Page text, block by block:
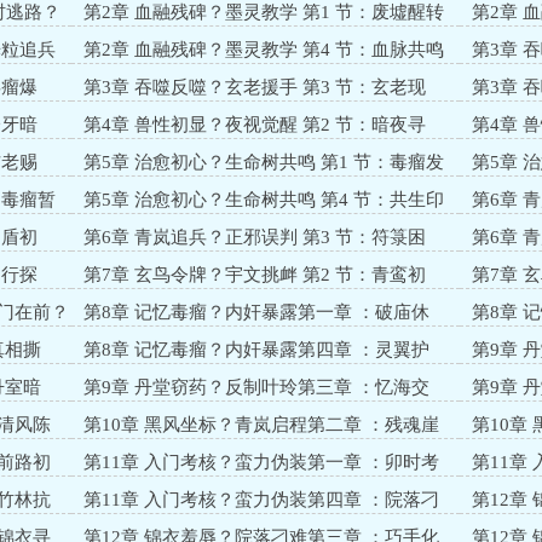
学？幽雾破局 信物启路
路？
第2章 血融残碑？墨灵教学 第1 节：废墟醒转
（黑毛球踢脸教学）
第2章
（苏瑶治
追兵 第2章 血融残碑？墨灵教学 第4 节：血脉共鸣
第3章
迹？恶狼
爆
第3章 吞噬反噬？玄老援手 第3 节：玄老现
身？药膏解危
第3章
整？青岚
暗
第4章 兽性初显？夜视觉醒 第2 节：暗夜寻
柴？黑炎驱蛇
第4章
忧？灵体
赐
第5章 治愈初心？生命树共鸣 第1 节：毒瘤发
作？灵体察觉
第5章
心？树苗
瘤暂
第5章 治愈初心？生命树共鸣 第4 节：共生印
记？前路启程
第6章
踪？青衫
初
第6章 青岚追兵？正邪误判 第3 节：符箓困
局？金鸾乍现
第6章
望？暗流
探
第7章 玄鸟令牌？宇文挑衅 第2 节：青鸾初
显？炎能交锋
第7章
前路未卜
在前？
第8章 记忆毒瘤？内奸暴露第一章 ：破庙休
整？暗流涌动
第8章
噬？真相
相撕
第8章 记忆毒瘤？内奸暴露第四章 ：灵翼护
心？青岚在前
第9章
能？丹堂
室暗
第9章 丹堂窃药？反制叶玲第三章 ：忆海交
锋？丹方得手
第9章
辉？前路
风陈
第10章 黑风坐标？青岚启程第二章 ：残魂崖
险？地图现踪
第10章
袭？溶洞
路初
第11章 入门考核？蛮力伪装第一章 ：卯时考
启？测力藏炎
第11章
踪？暗流
林抗
第11章 入门考核？蛮力伪装第四章 ：院落刁
难？初聚立心
第12章
扫？烟火
衣寻 第12章 锦衣羞辱？院落刁难第三章 ：巧手化 第12章